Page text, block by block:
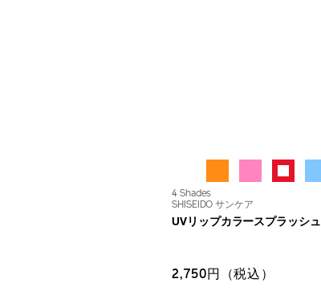
4 Shades
SHISEIDO サンケア
UVリップカラースプラッシュ
2,750円（税込）